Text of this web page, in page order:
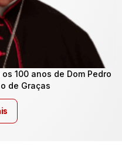
100 anos de Dom Pedro
de Graças